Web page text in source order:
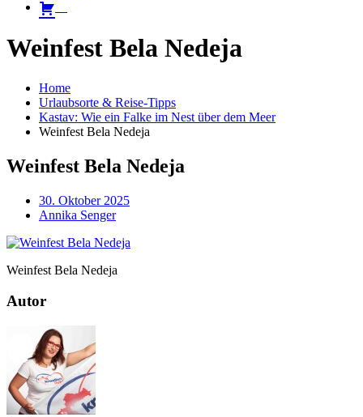
Weinfest Bela Nedeja
Home
Urlaubsorte & Reise-Tipps
Kastav: Wie ein Falke im Nest über dem Meer
Weinfest Bela Nedeja
Weinfest Bela Nedeja
30. Oktober 2025
Annika Senger
Weinfest Bela Nedeja
Autor